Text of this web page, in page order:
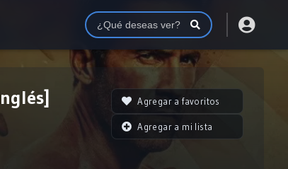
Agregar a favoritos
Agregar a mi lista